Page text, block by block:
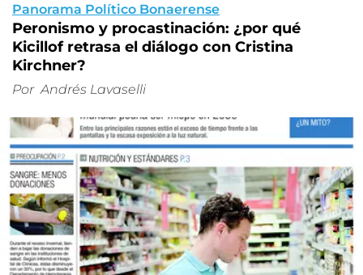
Panorama Político Bonaerense
Peronismo y procastinación: ¿por qué
Kicillof retrasa el diálogo con Cristina
Kirchner?
Por Andrés Lavaselli